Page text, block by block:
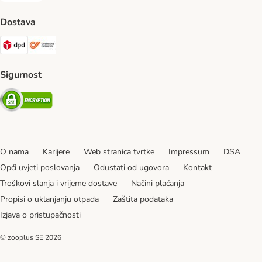
Dostava
DPD Shipping Method
Sigurnost
Security
O nama Karijere Web stranica tvrtke Impressum
DSA
Opći uvjeti poslovanja
Odustati od ugovora
Kontakt
Troškovi slanja i vrijeme dostave
Načini plaćanja
Propisi o uklanjanju otpada
Zaštita podataka
Izjava o pristupačnosti
© zooplus SE 2026